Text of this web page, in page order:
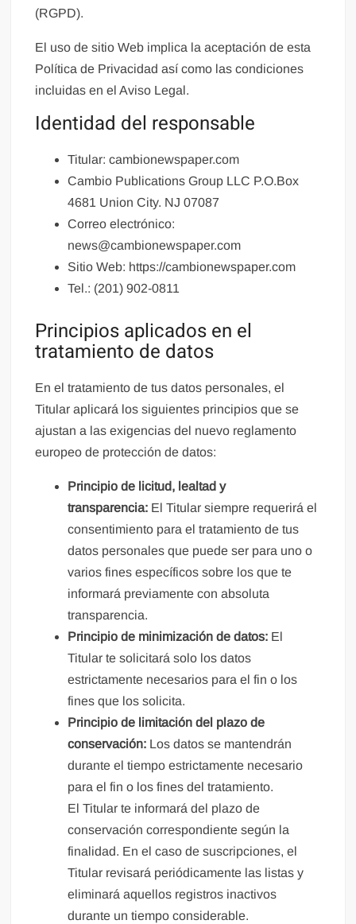
(RGPD).
El uso de sitio Web implica la aceptación de esta
Política de Privacidad así como las condiciones
incluidas en el Aviso Legal.
Identidad del responsable
Titular: cambionewspaper.com
Cambio Publications Group LLC P.O.Box
4681 Union City. NJ 07087
Correo electrónico:
news@cambionewspaper.com
Sitio Web: https://cambionewspaper.com
Tel.: (201) 902-0811
Principios aplicados en el
tratamiento de datos
En el tratamiento de tus datos personales, el
Titular aplicará los siguientes principios que se
ajustan a las exigencias del nuevo reglamento
europeo de protección de datos:
Principio de licitud, lealtad y
transparencia: El Titular siempre requerirá el
consentimiento para el tratamiento de tus
datos personales que puede ser para uno o
varios fines específicos sobre los que te
informará previamente con absoluta
transparencia.
Principio de minimización de datos: El
Titular te solicitará solo los datos
estrictamente necesarios para el fin o los
fines que los solicita.
Principio de limitación del plazo de
conservación: Los datos se mantendrán
durante el tiempo estrictamente necesario
para el fin o los fines del tratamiento.
El Titular te informará del plazo de
conservación correspondiente según la
finalidad. En el caso de suscripciones, el
Titular revisará periódicamente las listas y
eliminará aquellos registros inactivos
durante un tiempo considerable.